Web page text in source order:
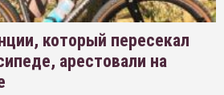
который пересекал
арестовали на